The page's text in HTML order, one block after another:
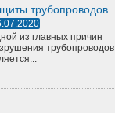
трубопроводов
из главных причин
трубопроводов